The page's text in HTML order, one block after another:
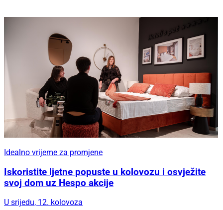
Idealno vrijeme za promjene
Iskoristite ljetne popuste u kolovozu i osvježite
svoj dom uz Hespo akcije
U srijedu, 12. kolovoza